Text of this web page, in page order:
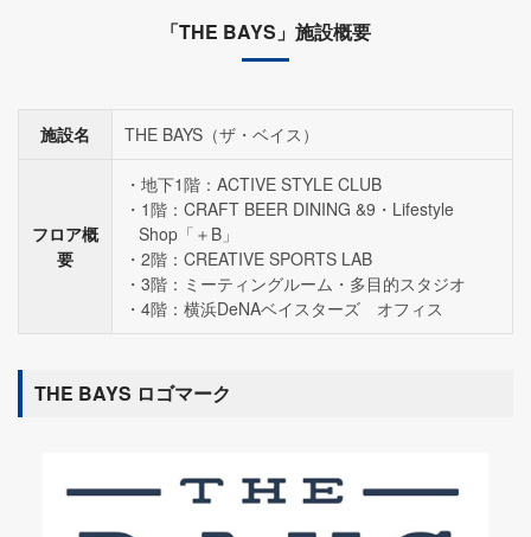
「THE BAYS」施設概要
施設名 THE BAYS（ザ・ベイス）
フロア概
要
地下1階：ACTIVE STYLE CLUB
1階：CRAFT BEER DINING &9・Lifestyle
Shop「＋B」
2階：CREATIVE SPORTS LAB
3階：ミーティングルーム・多目的スタジオ
4階：横浜DeNAベイスターズ オフィス
THE BAYS ロゴマーク